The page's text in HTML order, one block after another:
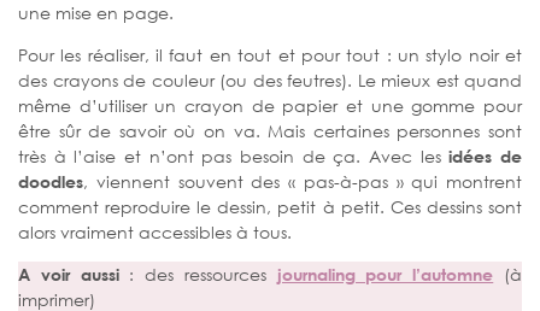
une mise en page.
Pour les réaliser, il faut en tout et pour tout : un stylo noir et
des crayons de couleur (ou des feutres). Le mieux est quand
même d’utiliser un crayon de papier et une gomme pour
être sûr de savoir où on va. Mais certaines personnes sont
très à l’aise et n’ont pas besoin de ça. Avec lesidées de
doodles, viennent souvent des « pas-à-pas » qui montrent
comment reproduire le dessin, petit à petit. Ces dessins sont
alors vraiment accessibles à tous.
A voir aussi: des ressources journaling pour l’automne (à
imprimer)